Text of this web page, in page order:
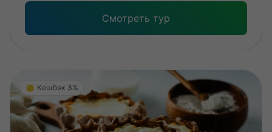
Смотреть тур
Кешбэк 3%